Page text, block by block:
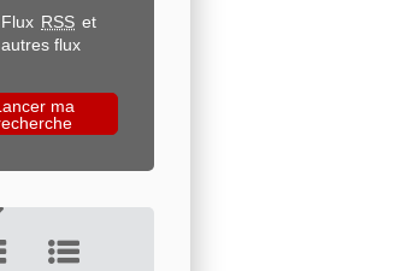
Flux RSS et
autres flux